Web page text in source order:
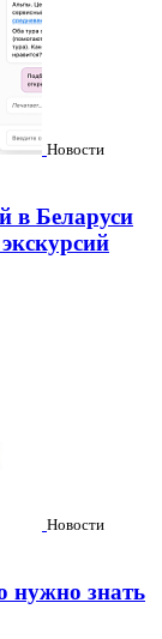
Новости
в Беларуси
Новости
нужно знать